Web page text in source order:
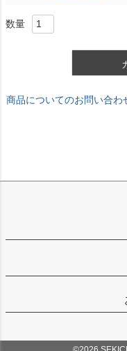
商品についてのお問い合わ